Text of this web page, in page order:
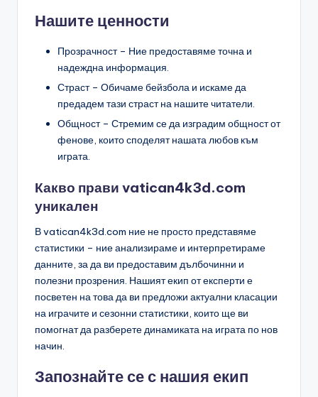
Нашите ценности
Прозрачност – Ние предоставяме точна и
надеждна информация.
Страст – Обичаме бейзбола и искаме да
предадем тази страст на нашите читатели.
Общност – Стремим се да изградим общност от
фенове, които споделят нашата любов към
играта.
Какво прави vatican4k3d.com
уникален
В vatican4k3d.com ние не просто представяме
статистики – ние анализираме и интерпретираме
данните, за да ви предоставим дълбочинни и
полезни прозрения. Нашият екип от експерти е
посветен на това да ви предложи актуални класации
на играчите и сезонни статистики, които ще ви
помогнат да разберете динамиката на играта по нов
начин.
Запознайте се с нашия екип